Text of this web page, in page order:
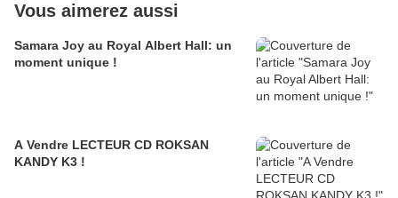
Vous aimerez aussi
Samara Joy au Royal Albert Hall: un
moment unique !
A Vendre LECTEUR CD ROKSAN
KANDY K3 !